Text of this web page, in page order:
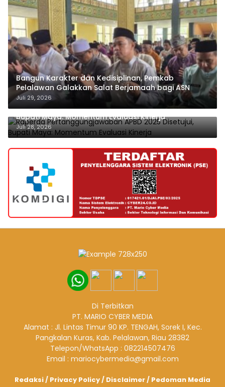
Bangun Karakter dan Kedisiplinan, Pemkab
Pelalawan Galakkan Salat Berjamaah bagi ASN
Juli 29, 2026
Raperda Pertanggungjawaban APBD 2025 Disetujui,
Bupati Maya: Momentum Evaluasi Kinerja
Juli 28, 2026
Di Terbitkan
PT. MARIO CYBER MEDIA
Alamat : Jl. Lintas Timur 90 KP. TENGAH, Sorek I, Kec.
Pangkalan Kuras, Kab. Pelalawan, Riau 28382
Telepon/WhatsApp : 082214507476
Email : mariocybermedia@gmail.com
Redaksi/ Privacy Policy/ Disclaimer/ Pedoman Media